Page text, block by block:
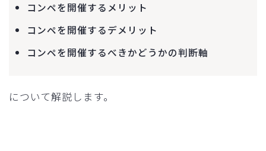
コンペを開催するメリット
コンペを開催するデメリット
コンペを開催するべきかどうかの判断軸
について解説します。